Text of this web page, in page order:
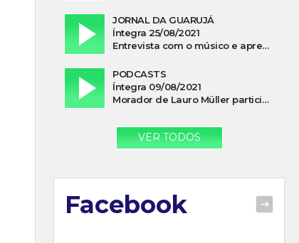
JORNAL DA GUARUJÁ
Íntegra 25/08/2021
Entrevista com o músico e apresentador, Lismael Ferrareis, no Cidade e Campo
PODCASTS
Íntegra 09/08/2021
Morador de Lauro Müller participa de motociata em apoio a Bolsonaro
VER TODOS
Facebook